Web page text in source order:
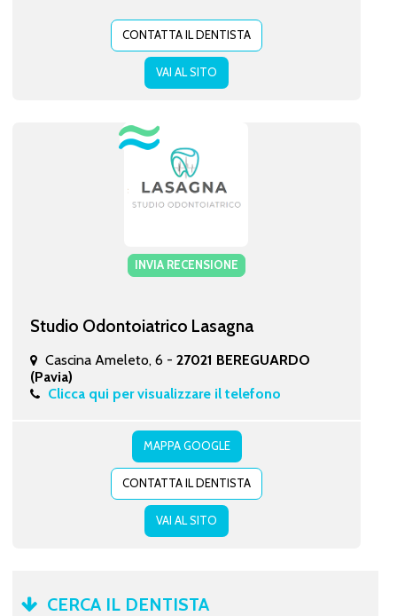
CONTATTA IL DENTISTA
VAI AL SITO
INVIA RECENSIONE
Studio Odontoiatrico Lasagna
Cascina Ameleto, 6 - 27021 BEREGUARDO
(Pavia)
Clicca qui per visualizzare il telefono
MAPPA GOOGLE
CONTATTA IL DENTISTA
VAI AL SITO
CERCA IL DENTISTA